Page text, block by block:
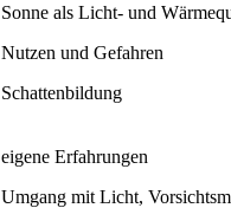
Sonne als Licht- und
Nutzen und Gefahren
Schattenbildung
eigene Erfahrungen
Umgang mit Licht,